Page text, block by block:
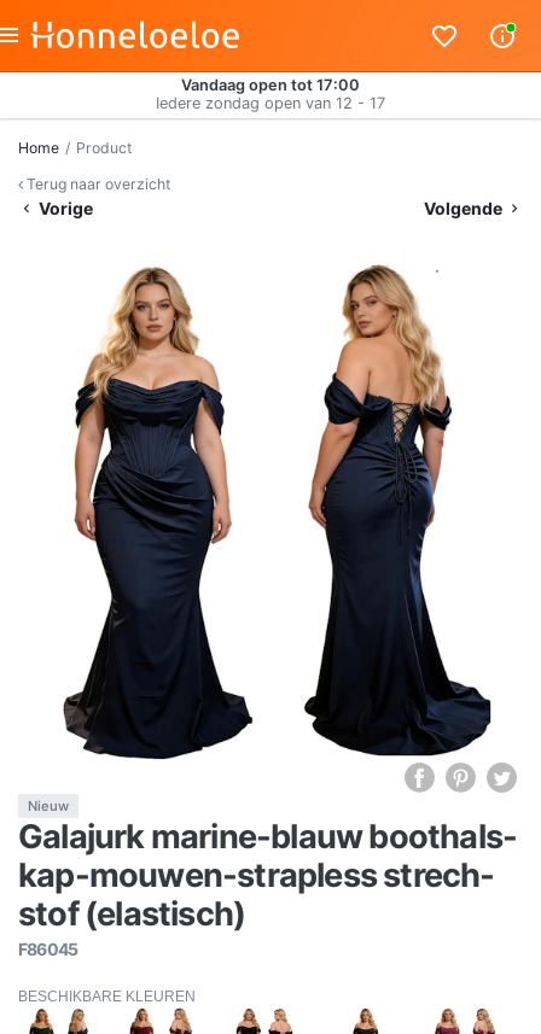
Vandaag open tot 17:00
Iedere zondag open van 12 - 17
Home
Product
Terug naar overzicht
Vorige Volgende
Nieuw
Galajurk marine-blauw boothals-
kap-mouwen-strapless strech-
stof (elastisch)
F86045
BESCHIKBARE KLEUREN